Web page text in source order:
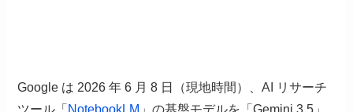
Google は 2026 年 6 月 8 日（現地時間）、AI リサーチ